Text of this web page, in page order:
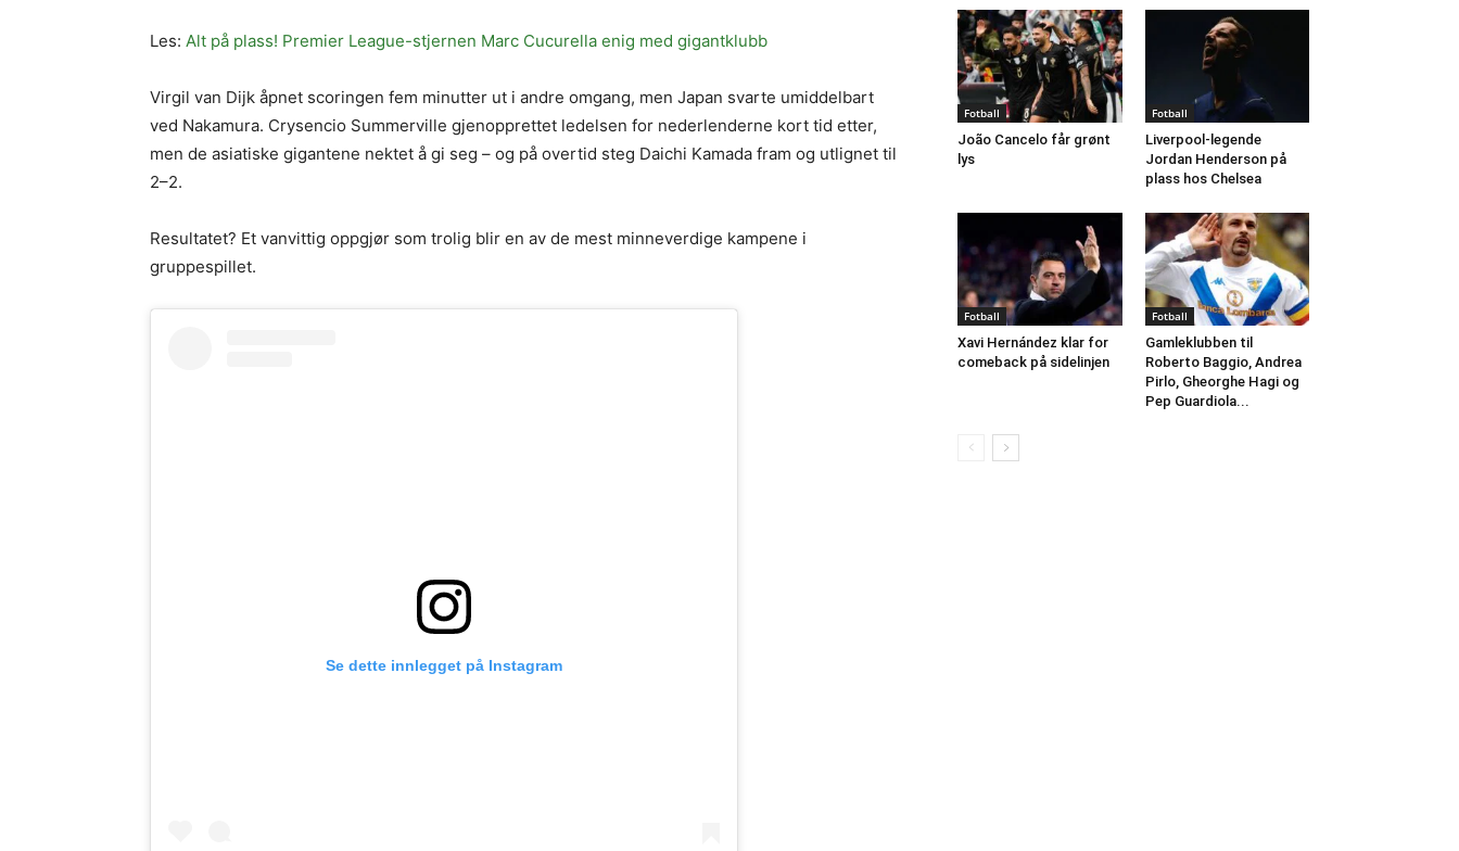
Les: Alt på plass! Premier League-stjernen Marc Cucurella enig med gigantklubb
Virgil van Dijk åpnet scoringen fem minutter ut i andre omgang, men Japan svarte umiddelbart
ved Nakamura. Crysencio Summerville gjenopprettet ledelsen for nederlenderne kort tid etter,
men de asiatiske gigantene nektet å gi seg – og på overtid steg Daichi Kamada fram og utlignet til
2–2.
Resultatet? Et vanvittig oppgjør som trolig blir en av de mest minneverdige kampene i
gruppespillet.
Se dette innlegget på Instagram
Fotball
João Cancelo får grønt
lys
Fotball
Liverpool-legende
Jordan Henderson på
plass hos Chelsea
Fotball
Xavi Hernández klar for
comeback på sidelinjen
Fotball
Gamleklubben til
Roberto Baggio, Andrea
Pirlo, Gheorghe Hagi og
Pep Guardiola...